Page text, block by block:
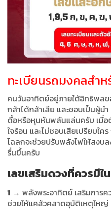
ทะเบียนรถมงคลสำ
คนวันอาทิตย์อยู่ภายใต้อิทธิพล
กล้าได้กล้าเสีย และชอบเป็นผู้น
ดื้อหรือหุนหันพลันแล่นครับ เมื่อ
ใจร้อน และไม่ชอบเสียเปรียบใค
โฉลกจะช่วยปรับพลังไฟให้สงบล
รื่นขึ้นครับ
เลขเสริมดวงที่ควรมีใ
1 → พลังพระอาทิตย์ เสริมการ
ช่วยให้แคล้วคลาดอุบัติเหตุใหญ่